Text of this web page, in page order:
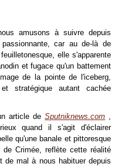
amusons à suivre depuis
passionnante, car au de-là de
elle s'apparente
et fugace qu'un battement
de la pointe de l'iceberg,
stratégique autant cachée
article deSputniknews.com ,
quand il s'agit d'éclairer
qu'une banale et pittoresque
Crimée, reflète cette réalité
de mal à nous habituer depuis